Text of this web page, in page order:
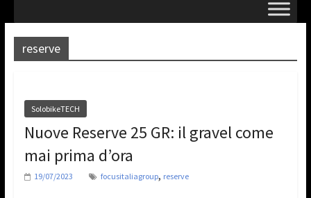
reserve
SolobikeTECH
Nuove Reserve 25 GR: il gravel come
mai prima d’ora
19/07/2023 focusitaliagroup, reserve